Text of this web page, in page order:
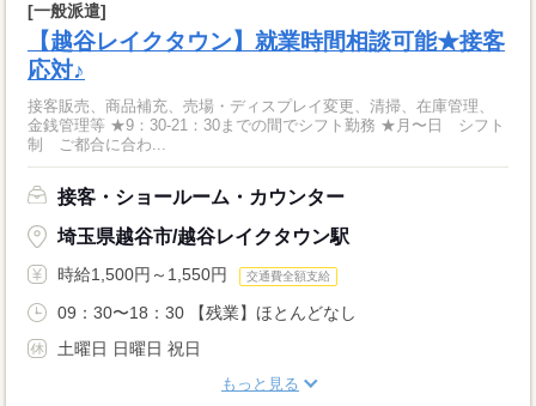
[一般派遣]
【越谷レイクタウン】就業時間相談可能★接客
応対♪
接客販売、商品補充、売場・ディスプレイ変更、清掃、在庫管理、
金銭管理等 ★9：30-21：30までの間でシフト勤務 ★月〜日 シフト
制 ご都合に合わ...
接客・ショールーム・カウンター
埼玉県越谷市/越谷レイクタウン駅
時給1,500円～1,550円 交通費全額支給
09：30〜18：30 【残業】ほとんどなし
土曜日 日曜日 祝日
もっと見る